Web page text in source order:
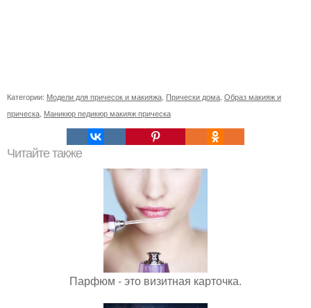
Категории: Модели для причесок и макияжа Прически дома Образ макияж и
прическа Маникюр педикюр макияж прическа
Читайте также
Парфюм - это визитная карточка.